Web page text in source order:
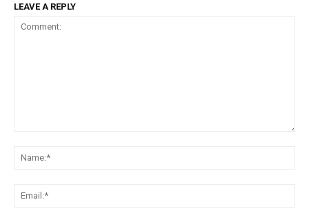
LEAVE A REPLY